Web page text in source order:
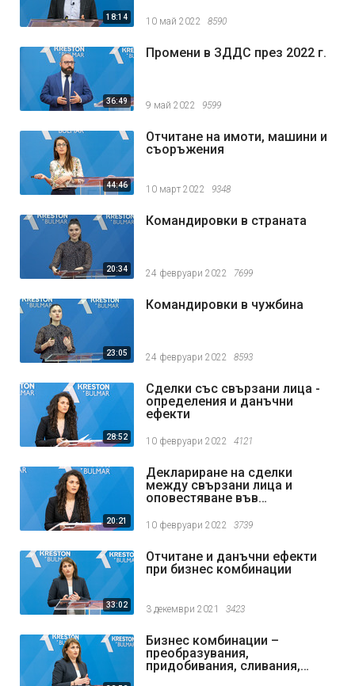
18:14 10 май 2022 8590
36:49
Промени в ЗДДС през 2022 г.
9 май 2022 9599
44:46
Отчитане на имоти, машини и
съоръжения
10 март 2022 9348
20:34
Командировки в страната
24 февруари 2022 7699
23:05
Командировки в чужбина
24 февруари 2022 8593
28:52
Сделки със свързани лица -
определения и данъчни
ефекти
10 февруари 2022 4121
20:21
Деклариране на сделки
между свързани лица и
оповестяване във
10 февруари 2022 3739
33:02
Отчитане и данъчни ефекти
при бизнес комбинации
3 декември 2021 3423
Бизнес комбинации –
преобразувания,
придобивания, сливания,